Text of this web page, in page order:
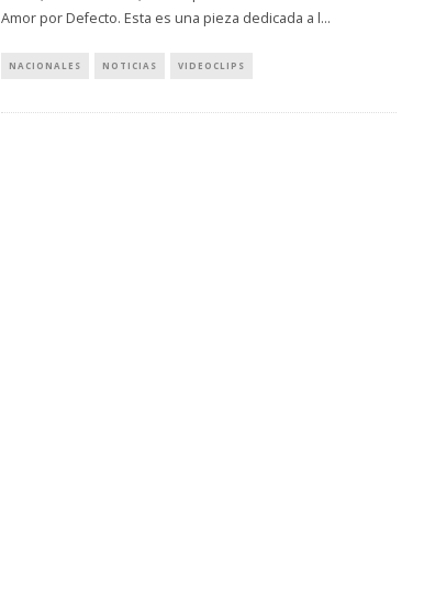
Amor por Defecto. Esta es una pieza dedicada a l...
NACIONALES NOTICIAS VIDEOCLIPS